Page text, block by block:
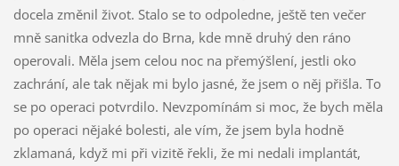
docela změnil život. Stalo se to odpoledne, ještě ten večer
mně sanitka odvezla do Brna, kde mně druhý den ráno
operovali. Měla jsem celou noc na přemýšlení, jestli oko
zachrání, ale tak nějak mi bylo jasné, že jsem o něj přišla. To
se po operaci potvrdilo. Nevzpomínám si moc, že bych měla
po operaci nějaké bolesti, ale vím, že jsem byla hodně
zklamaná, když mi při vizitě řekli, že mi nedali implantát,